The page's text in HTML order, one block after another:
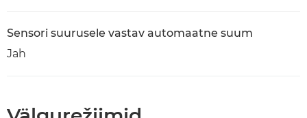
Sensori suurusele vastav automaatne suum
Jah